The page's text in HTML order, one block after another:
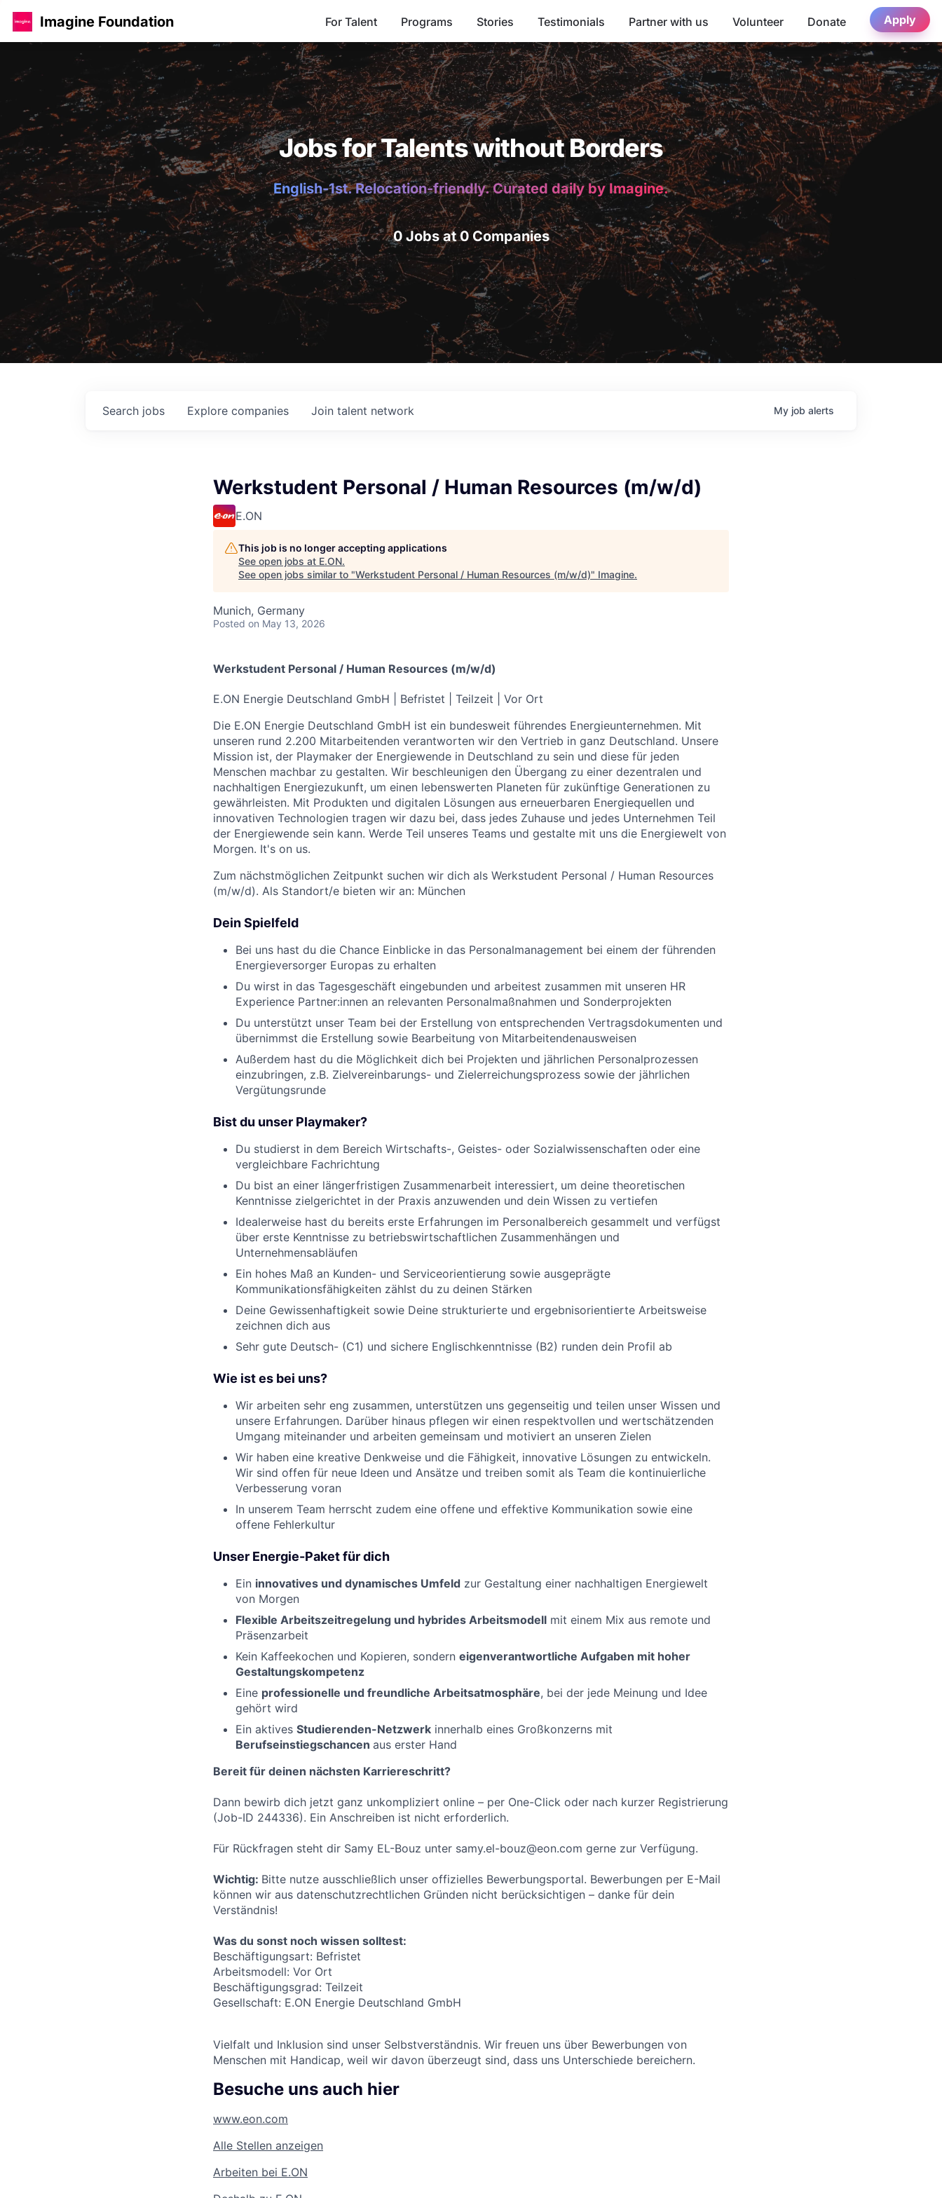
Imagine Foundation For Talent Programs Stories Testimonials Partner with us Volunteer Donate Apply
Jobs for Talents without Borders
English-1st. Relocation-friendly. Curated daily by Imagine.
0 Jobs at 0 Companies
Search jobs Explore companies Join talent network My job alerts
Werkstudent Personal / Human Resources (m/w/d)
E.ON
This job is no longer accepting applications
See open jobs at E.ON.
See open jobs similar to "Werkstudent Personal / Human Resources (m/w/d)" Imagine.
Munich, Germany
Posted on May 13, 2026
Werkstudent Personal / Human Resources (m/w/d)
E.ON Energie Deutschland GmbH | Befristet | Teilzeit | Vor Ort
Die E.ON Energie Deutschland GmbH ist ein bundesweit führendes Energieunternehmen. Mit
unseren rund 2.200 Mitarbeitenden verantworten wir den Vertrieb in ganz Deutschland. Unsere
Mission ist, der Playmaker der Energiewende in Deutschland zu sein und diese für jeden
Menschen machbar zu gestalten. Wir beschleunigen den Übergang zu einer dezentralen und
nachhaltigen Energiezukunft, um einen lebenswerten Planeten für zukünftige Generationen zu
gewährleisten. Mit Produkten und digitalen Lösungen aus erneuerbaren Energiequellen und
innovativen Technologien tragen wir dazu bei, dass jedes Zuhause und jedes Unternehmen Teil
der Energiewende sein kann. Werde Teil unseres Teams und gestalte mit uns die Energiewelt von
Morgen. It's on us.
Zum nächstmöglichen Zeitpunkt suchen wir dich als Werkstudent Personal / Human Resources
(m/w/d). Als Standort/e bieten wir an: München
Dein Spielfeld
Bei uns hast du die Chance Einblicke in das Personalmanagement bei einem der führenden
Energieversorger Europas zu erhalten
Du wirst in das Tagesgeschäft eingebunden und arbeitest zusammen mit unseren HR
Experience Partner:innen an relevanten Personalmaßnahmen und Sonderprojekten
Du unterstützt unser Team bei der Erstellung von entsprechenden Vertragsdokumenten und
übernimmst die Erstellung sowie Bearbeitung von Mitarbeitendenausweisen
Außerdem hast du die Möglichkeit dich bei Projekten und jährlichen Personalprozessen
einzubringen, z.B. Zielvereinbarungs- und Zielerreichungsprozess sowie der jährlichen
Vergütungsrunde
Bist du unser Playmaker?
Du studierst in dem Bereich Wirtschafts-, Geistes- oder Sozialwissenschaften oder eine
vergleichbare Fachrichtung
Du bist an einer längerfristigen Zusammenarbeit interessiert, um deine theoretischen
Kenntnisse zielgerichtet in der Praxis anzuwenden und dein Wissen zu vertiefen
Idealerweise hast du bereits erste Erfahrungen im Personalbereich gesammelt und verfügst
über erste Kenntnisse zu betriebswirtschaftlichen Zusammenhängen und
Unternehmensabläufen
Ein hohes Maß an Kunden- und Serviceorientierung sowie ausgeprägte
Kommunikationsfähigkeiten zählst du zu deinen Stärken
Deine Gewissenhaftigkeit sowie Deine strukturierte und ergebnisorientierte Arbeitsweise
zeichnen dich aus
Sehr gute Deutsch- (C1) und sichere Englischkenntnisse (B2) runden dein Profil ab
Wie ist es bei uns?
Wir arbeiten sehr eng zusammen, unterstützen uns gegenseitig und teilen unser Wissen und
unsere Erfahrungen. Darüber hinaus pflegen wir einen respektvollen und wertschätzenden
Umgang miteinander und arbeiten gemeinsam und motiviert an unseren Zielen
Wir haben eine kreative Denkweise und die Fähigkeit, innovative Lösungen zu entwickeln.
Wir sind offen für neue Ideen und Ansätze und treiben somit als Team die kontinuierliche
Verbesserung voran
In unserem Team herrscht zudem eine offene und effektive Kommunikation sowie eine
offene Fehlerkultur
Unser Energie-Paket für dich
Ein innovatives und dynamisches Umfeld zur Gestaltung einer nachhaltigen Energiewelt
von Morgen
Flexible Arbeitszeitregelung und hybrides Arbeitsmodell mit einem Mix aus remote und
Präsenzarbeit
Kein Kaffeekochen und Kopieren, sondern eigenverantwortliche Aufgaben mit hoher
Gestaltungskompetenz
Eine professionelle und freundliche Arbeitsatmosphäre, bei der jede Meinung und Idee
gehört wird
Ein aktives Studierenden-Netzwerk innerhalb eines Großkonzerns mit
Berufseinstiegschancen aus erster Hand
Bereit für deinen nächsten Karriereschritt?
Dann bewirb dich jetzt ganz unkompliziert online – per One-Click oder nach kurzer Registrierung
(Job-ID 244336). Ein Anschreiben ist nicht erforderlich.
Für Rückfragen steht dir Samy EL-Bouz unter samy.el-bouz@eon.com gerne zur Verfügung.
Wichtig: Bitte nutze ausschließlich unser offizielles Bewerbungsportal. Bewerbungen per E-Mail
können wir aus datenschutzrechtlichen Gründen nicht berücksichtigen – danke für dein
Verständnis!
Was du sonst noch wissen solltest:
Beschäftigungsart: Befristet
Arbeitsmodell: Vor Ort
Beschäftigungsgrad: Teilzeit
Gesellschaft: E.ON Energie Deutschland GmbH
Vielfalt und Inklusion sind unser Selbstverständnis. Wir freuen uns über Bewerbungen von
Menschen mit Handicap, weil wir davon überzeugt sind, dass uns Unterschiede bereichern.
Besuche uns auch hier
www.eon.com
Alle Stellen anzeigen
Arbeiten bei E.ON